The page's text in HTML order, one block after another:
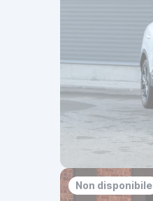
Non disponibile